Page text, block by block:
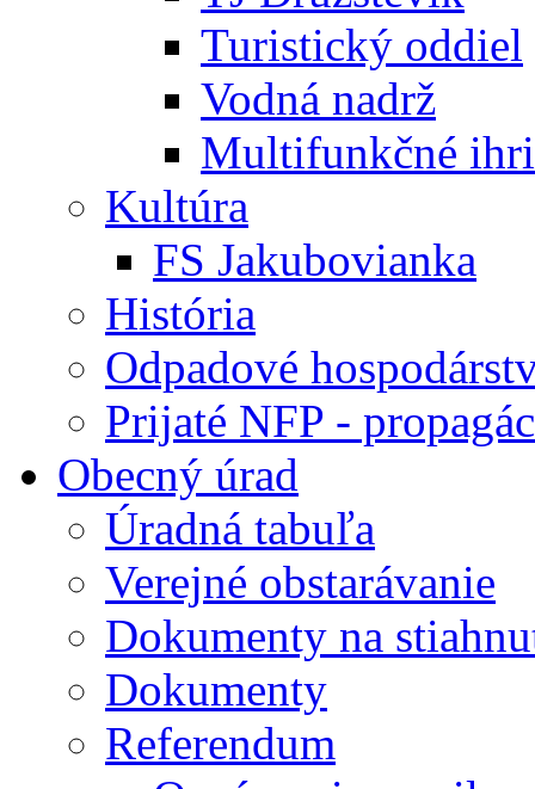
Turistický oddiel
Vodná nadrž
Multifunkčné
Kultúra
FS Jakubovianka
História
Odpadové
Prijaté NFP -
Obecný úrad
Úradná tabuľa
Verejné obstarávanie
Dokumenty na
Dokumenty
Referendum